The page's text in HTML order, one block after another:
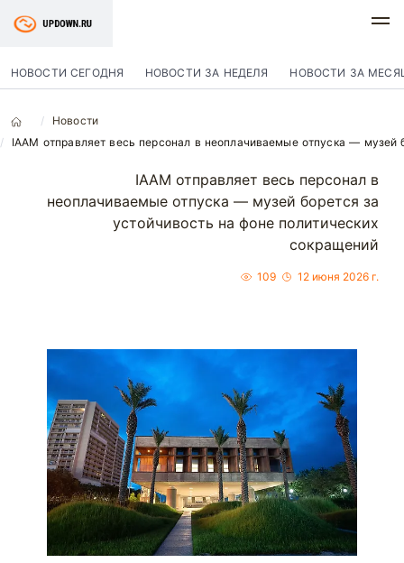
НОВОСТИ СЕГОДНЯ НОВОСТИ ЗА НЕДЕЛЯ НОВОСТИ ЗА
Новости
IAAM отправляет весь персонал в неоплачиваемые отпуска — музей
IAAM отправляет весь персонал в
неоплачиваемые отпуска — музей борется за
устойчивость на фоне политических
сокращений
109 12 июня 2026 г.